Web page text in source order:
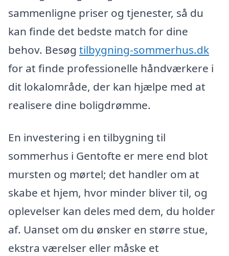
sammenligne priser og tjenester, så du
kan finde det bedste match for dine
behov. Besøg tilbygning-sommerhus.dk
for at finde professionelle håndværkere i
dit lokalområde, der kan hjælpe med at
realisere dine boligdrømme.
En investering i en tilbygning til
sommerhus i Gentofte er mere end blot
mursten og mørtel; det handler om at
skabe et hjem, hvor minder bliver til, og
oplevelser kan deles med dem, du holder
af. Uanset om du ønsker en større stue,
ekstra værelser eller måske et